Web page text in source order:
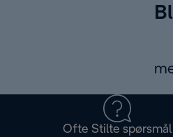
Ofte Stilte spørsmål